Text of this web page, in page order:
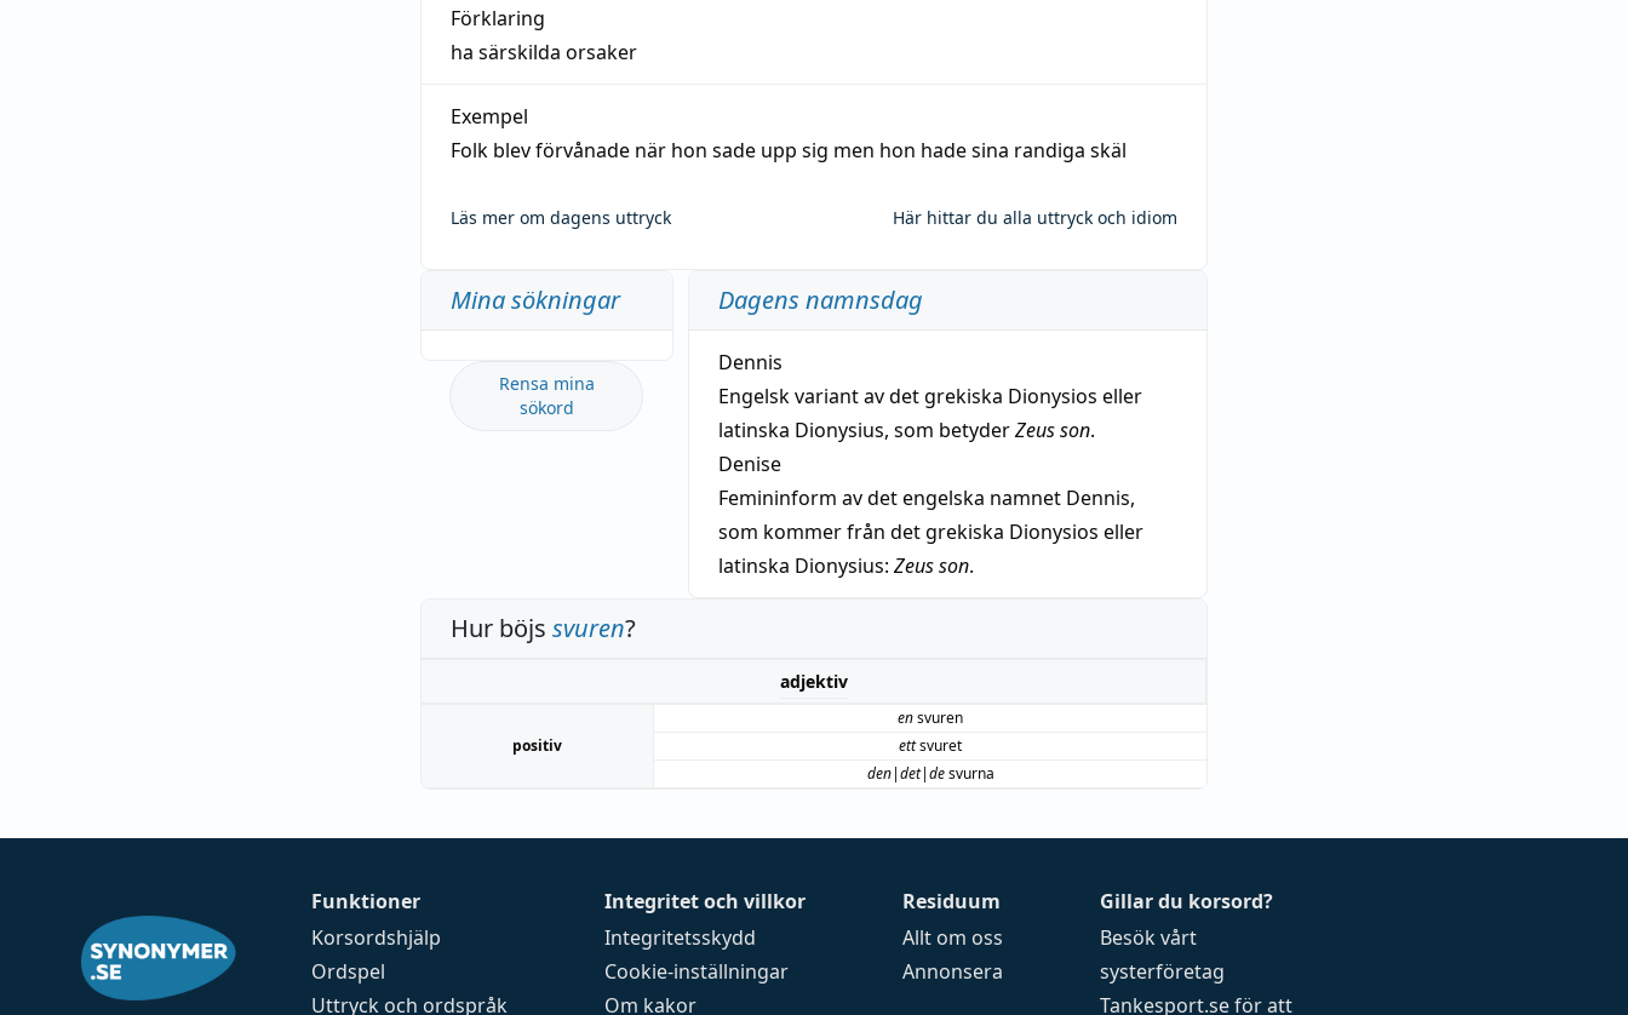
Förklaring
ha särskilda orsaker
Exempel
Folk blev förvånade när hon sade upp sig men hon hade sina randiga skäl
Läs mer om dagens uttryck Här hittar du alla uttryck och idiom
Mina sökningar
Rensa mina
sökord
Dagens namnsdag
Dennis
Engelsk variant av det grekiska Dionysios eller
latinska Dionysius, som betyderZeus son.
Denise
Femininform av det engelska namnet Dennis,
som kommer från det grekiska Dionysios eller
latinska Dionysius: Zeus son.
Hur böjs svuren?
adjektiv
positiv
ensvuren
ettsvuret
den|det|desvurna
Funktioner
Korsordshjälp
Ordspel
Uttryck och ordspråk
Integritet och villkor
Integritetsskydd
Cookie-inställningar
Om kakor
Residuum
Allt om oss
Annonsera
Gillar du korsord?
Besök vårt
systerföretag
Tankesport.seför att